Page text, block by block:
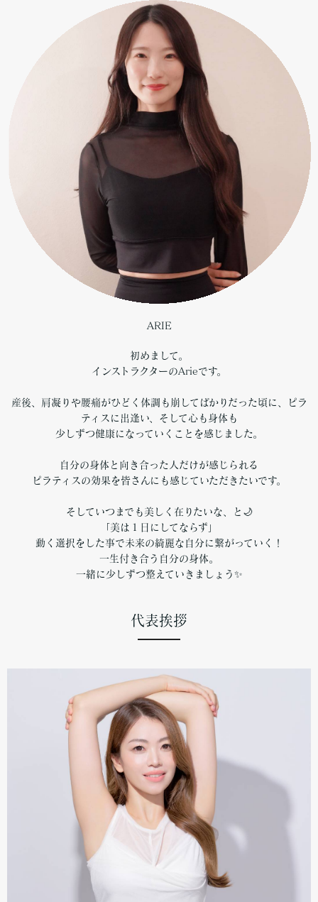
ARIE
初めまして。
インストラクターのArieです。
産後、肩凝りや腰痛がひどく体調も崩してばかりだった頃に、ピラ
ティスに出逢い、そして心も身体も
少しずつ健康になっていくことを感じました。
自分の身体と向き合った人だけが感じられる
ピラティスの効果を皆さんにも感じていただきたいです。
そしていつまでも美しく在りたいな、と🌙
「美は１日にしてならず」
動く選択をした事で未来の綺麗な自分に繋がっていく！
一生付き合う自分の身体。
一緒に少しずつ整えていきましょう✨
代表挨拶